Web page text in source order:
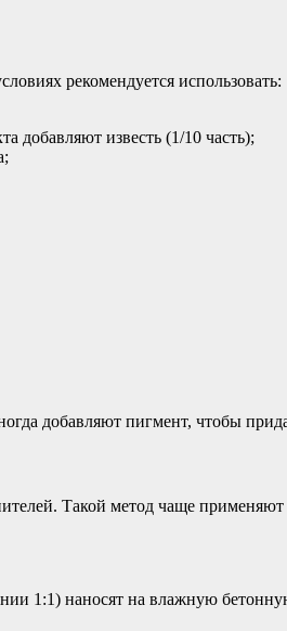
рекомендуется использовать:
добавляют известь (1/10 часть);
добавляют пигмент, чтобы
Такой метод чаще
1:1) наносят на влажную